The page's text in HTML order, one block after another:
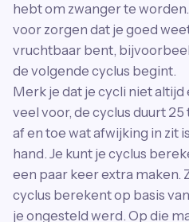
hebt om zwanger te
voor zorgen dat je goed
vruchtbaar bent,
de volgende cyclus begint.
Merk je dat je cycli niet
veel voor, de cyclus duurt
af en toe wat afwijking in zit
hand. Je kunt je cyclus
een paar keer extra maken.
cyclus berekent op basis
je ongesteld werd. Op die